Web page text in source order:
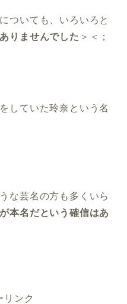
についても、いろいろと
りませんでした ＞＜；
していた玲奈という名
な芸名の方も多くいら
本名だという確信はあ
リンク